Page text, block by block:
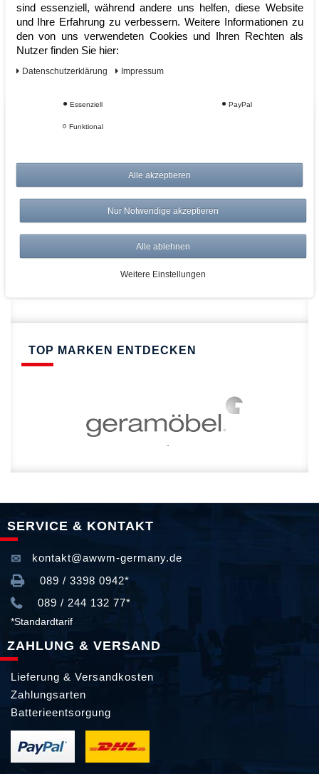
Sofort lieferbar
Vom Profi für Profis - Ihre Vorteile
Versandkostenfrei ab 150€
Risikolos: 14 Tage Rückgabe
Über 20.000 Artikel
Schnelle Lieferung
TOP MARKEN ENTDECKEN
SERVICE & KONTAKT
kontakt@awwm-germany.de
089 / 3398 0942*
089 / 244 132 77*
*Standardtarif
ZAHLUNG & VERSAND
Lieferung & Versandkosten
Zahlungsarten
Batterieentsorgung
sind essenziell, während andere uns helfen, diese Website
und Ihre Erfahrung zu verbessern. Weitere Informationen zu
den von uns verwendeten Cookies und Ihren Rechten als
Nutzer finden Sie hier:
Daten­schutz­erklärung Impressum
Essenziell PayPal
Funktional
Alle akzeptieren
Nur Notwendige akzeptieren
Alle ablehnen
Weitere Einstellungen